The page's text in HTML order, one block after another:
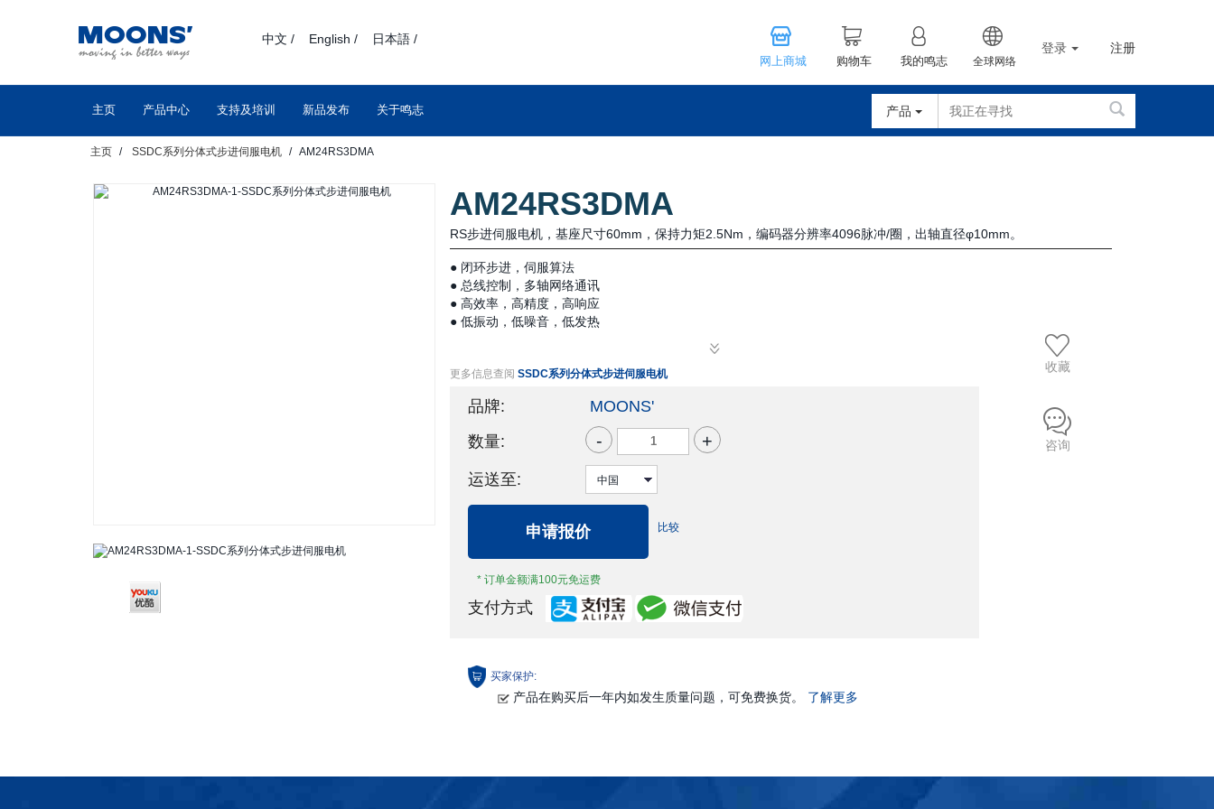
中文 / English / 日本語 /
网上商城 购物车 我的鸣志 全球网络
登录 注册
主页 产品中心 支持及培训 新品发布 关于鸣志 产品
主页 SSDC系列分体式步进伺服电机 AM24RS3DMA
AM24RS3DMA
RS步进伺服电机，基座尺寸60mm，保持力矩2.5Nm，编码器分辨率4096脉冲/圈，出轴直径φ10mm。
● 闭环步进，伺服算法
● 总线控制，多轴网络通讯
● 高效率，高精度，高响应
● 低振动，低噪音，低发热
更多信息查阅 SSDC系列分体式步进伺服电机
品牌:
MOONS'
数量:
- +
运送至:
申请报价
* 订单金额满100元免运费
比较
支付方式
收藏
咨询
买家保护:
产品在购买后一年内如发生质量问题，可免费换货。 了解更多